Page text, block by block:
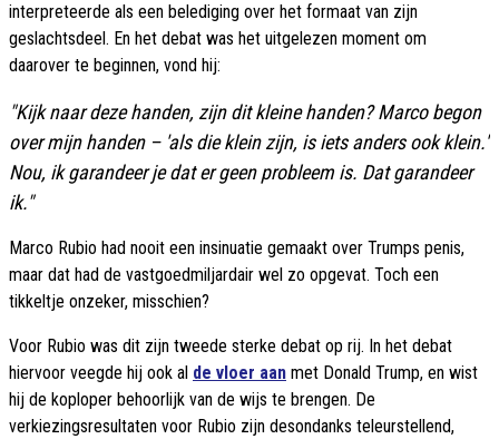
interpreteerde als een belediging over het formaat van zijn
geslachtsdeel. En het debat was het uitgelezen moment om
daarover te beginnen, vond hij:
"Kijk naar deze handen, zijn dit kleine handen? Marco begon
over mijn handen – 'als die klein zijn, is iets anders ook klein.'
Nou, ik garandeer je dat er geen probleem is. Dat garandeer
ik."
Marco Rubio had nooit een insinuatie gemaakt over Trumps penis,
maar dat had de vastgoedmiljardair wel zo opgevat. Toch een
tikkeltje onzeker, misschien?
Voor Rubio was dit zijn tweede sterke debat op rij. In het debat
hiervoor veegde hij ook al de vloer aan met Donald Trump, en wist
hij de koploper behoorlijk van de wijs te brengen. De
verkiezingsresultaten voor Rubio zijn desondanks teleurstellend,